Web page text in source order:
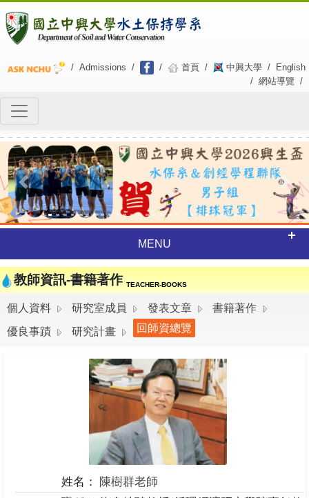
/ Admissions / / 首頁 / 中興大學 /
English
/ 網站導覽 /
Previous Next
MENU
教師資訊-書籍著作 TEACHER-BOOKS
個人資料 研究室成員 發表文章
書籍著作
優良事蹟
研究計畫 回師資總覽
姓名： 陳樹群老師